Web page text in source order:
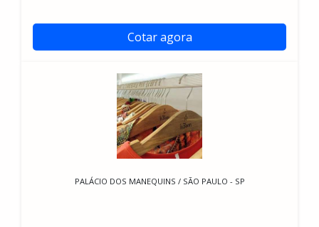
Cotar agora
PALÁCIO DOS MANEQUINS / SÃO PAULO - SP